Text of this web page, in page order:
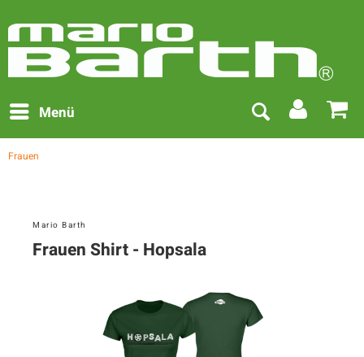
Menü
Frauen
Mario Barth
Frauen Shirt - Hopsala